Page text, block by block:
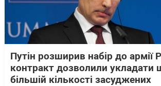
Путін розширив набір до армії
контракт дозволили укладати
більшій кількості засуджених